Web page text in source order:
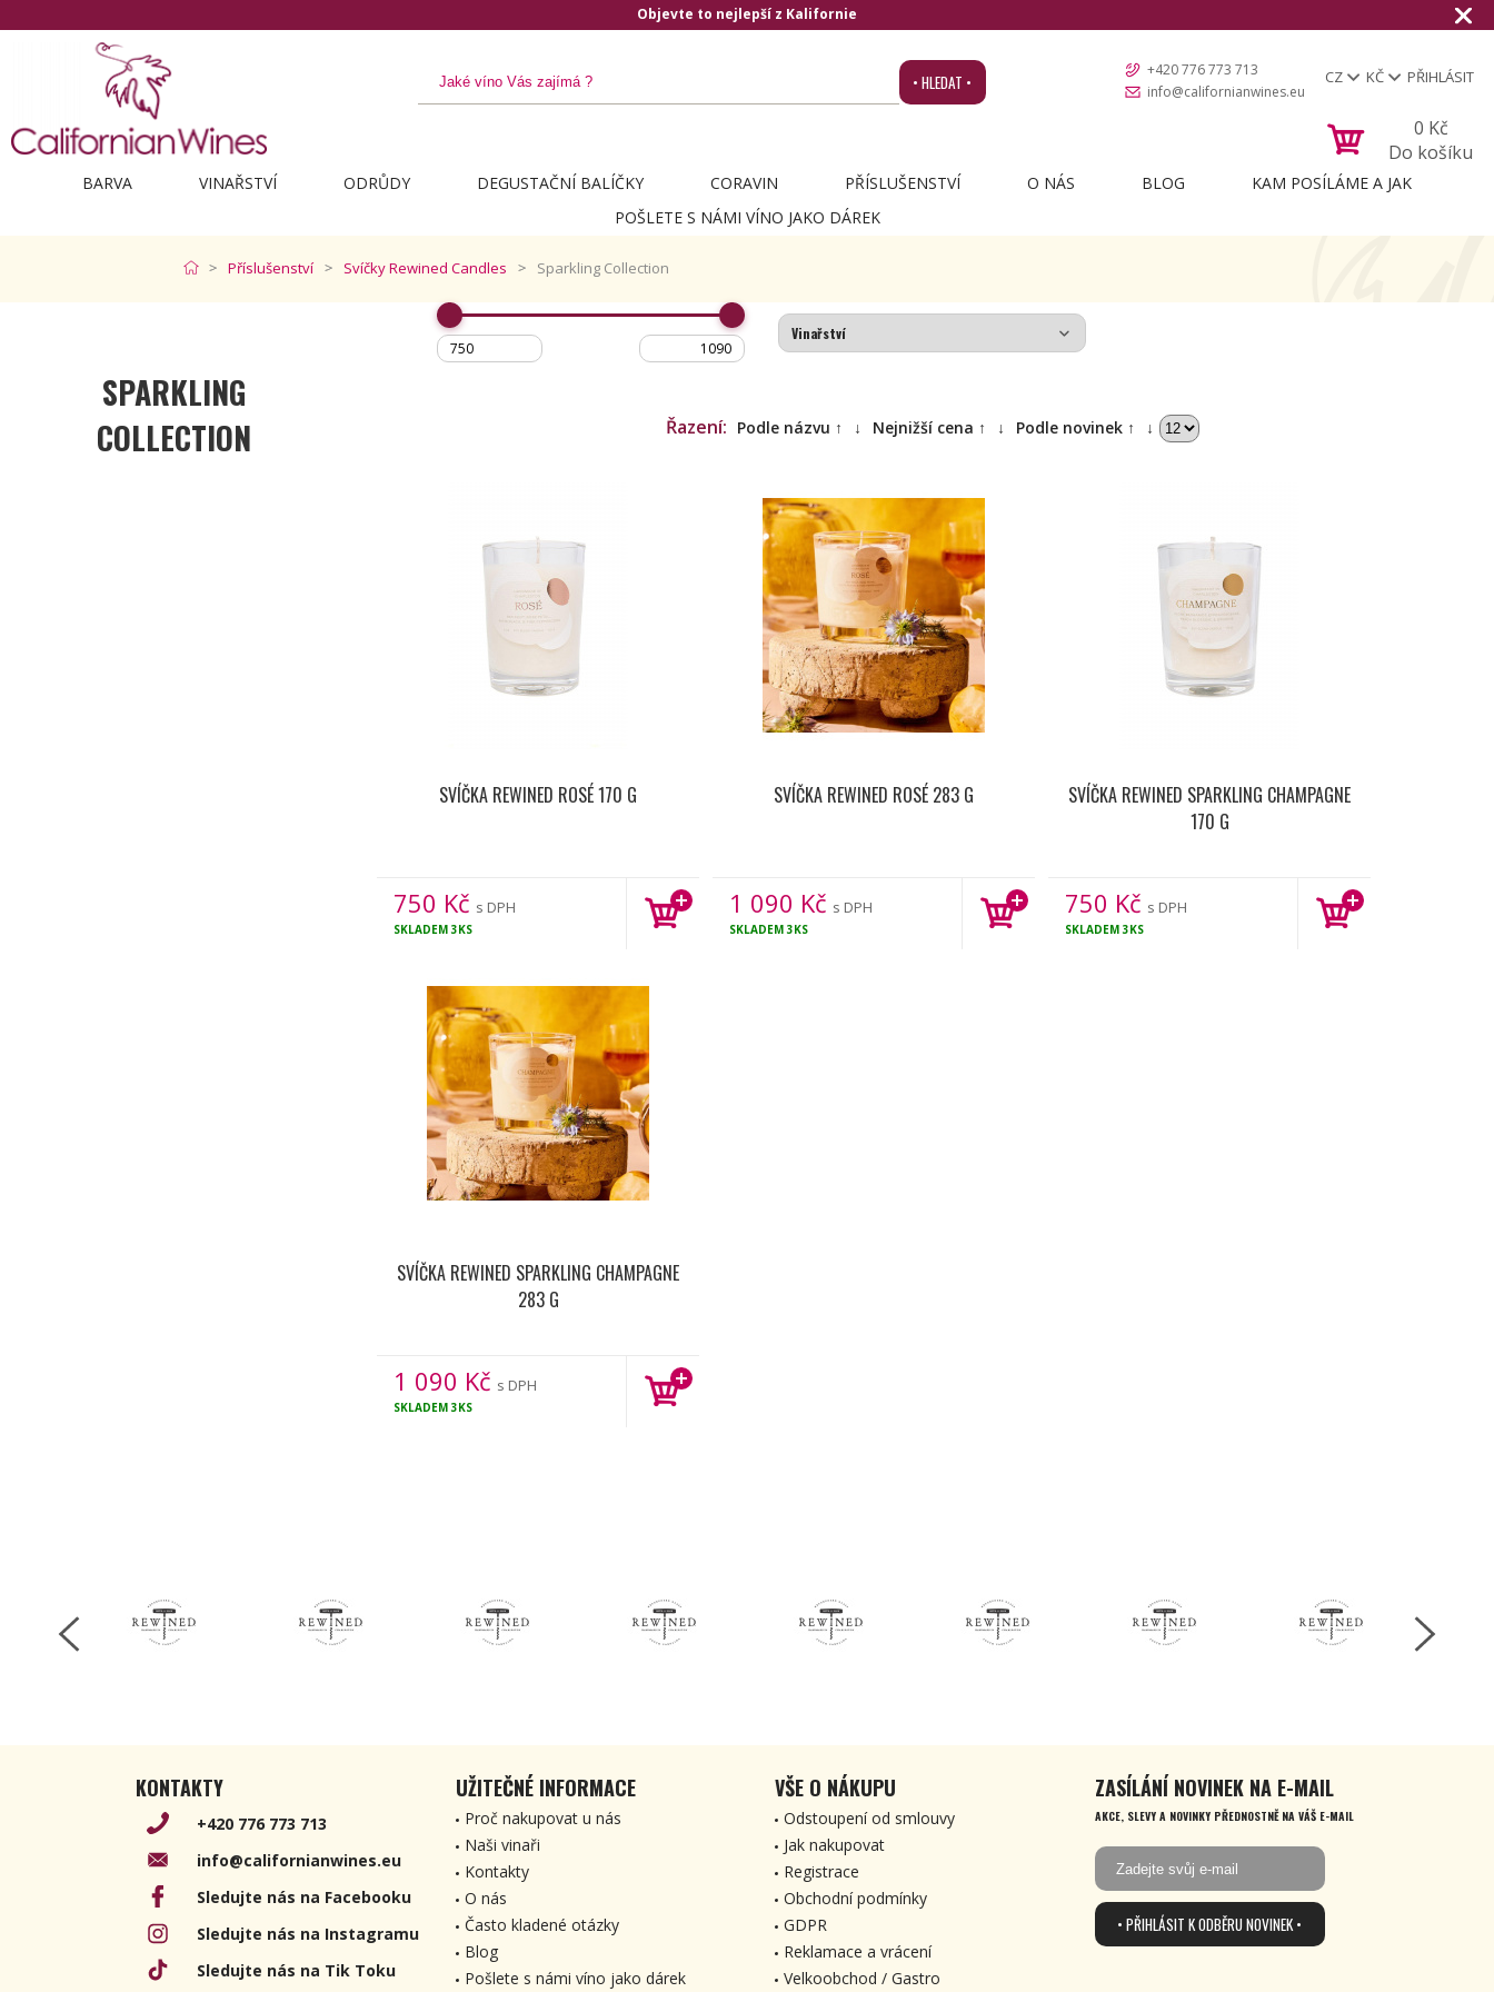
Objevte to nejlepší z Kalifornie
• HLEDAT •
+420 776 773 713
info@californianwines.eu
CZ KČ PŘIHLÁSIT
0 Kč
Do košíku
BARVA VINAŘSTVÍ ODRŮDY DEGUSTAČNÍ BALÍČKY CORAVIN PŘÍSLUŠENSTVÍ O NÁS BLOG
KAM POSÍLÁME A JAK
POŠLETE S NÁMI VÍNO JAKO DÁREK
Příslušenství Svíčky Rewined Candles Sparkling Collection
SPARKLING
COLLECTION
Řazení: Podle názvu ↑ ↓ Nejnižší cena ↑ ↓ Podle novinek ↑ ↓
SVÍČKA REWINED ROSÉ 170 G
750 Kč s DPH
SKLADEM3KS
SVÍČKA REWINED ROSÉ 283 G
1 090 Kč s DPH
SKLADEM3KS
SVÍČKA REWINED SPARKLING CHAMPAGNE
170 G
750 Kč s DPH
SKLADEM3KS
SVÍČKA REWINED SPARKLING CHAMPAGNE
283 G
1 090 Kč s DPH
SKLADEM3KS
KONTAKTY
+420 776 773 713
info@californianwines.eu
Sledujte nás na Facebooku
Sledujte nás na Instagramu
Sledujte nás na Tik Toku
UŽITEČNÉ INFORMACE
Proč nakupovat u nás
Naši vinaři
Kontakty
O nás
Často kladené otázky
Blog
Pošlete s námi víno jako dárek
VŠE O NÁKUPU
Odstoupení od smlouvy
Jak nakupovat
Registrace
Obchodní podmínky
GDPR
Reklamace a vrácení
Velkoobchod / Gastro
ZASÍLÁNÍ NOVINEK NA E-MAIL
AKCE, SLEVY A NOVINKY PŘEDNOSTNĚ NA VÁŠ E-MAIL
• PŘIHLÁSIT K ODBĚRU NOVINEK •